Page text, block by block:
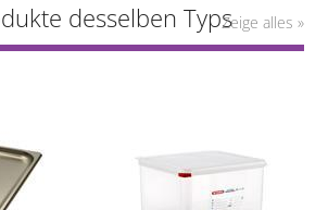
desselben TypsZeige alles »